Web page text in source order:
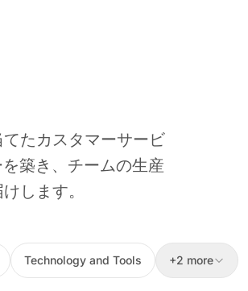
たカスタマーサービ
築き、チームの生産
します。
Technology and Tools +2 more